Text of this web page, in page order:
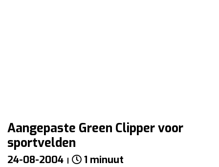
Aangepaste Green Clipper voor
sportvelden
24-08-2004 1 minuut